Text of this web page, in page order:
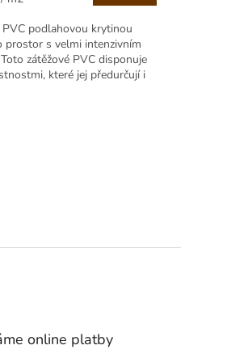
PVC podlahovou krytinou
prostor s velmi intenzivním
zátěžové PVC disponuje
které jej předurčují i
online platby